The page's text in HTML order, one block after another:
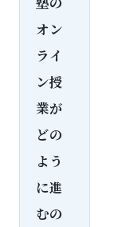
オン
ライ
ン授
業が
どの
よう
に進
むの